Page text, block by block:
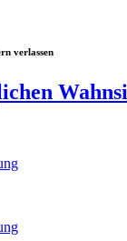
verlassen